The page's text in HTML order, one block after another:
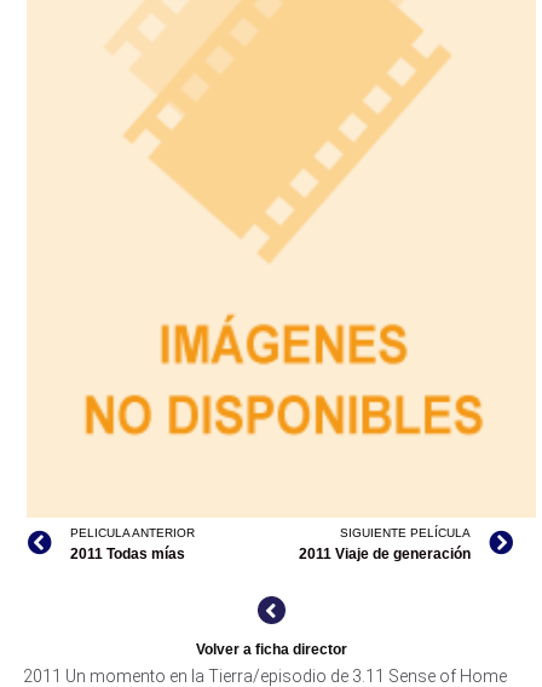
PELICULA ANTERIOR
2011 Todas mías
SIGUIENTE PELÍCULA
2011 Viaje de generación
Volver a ficha director
2011 Un momento en la Tierra/episodio de 3.11 Sense of Home